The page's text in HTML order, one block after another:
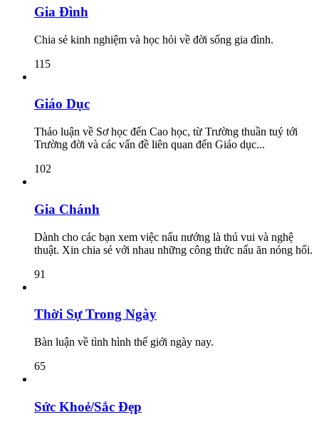
Gia Đình
Chia sẻ kinh nghiệm và học hỏi về đời sống gia đình.
115
Giáo Dục
Thảo luận về Sơ học đến Cao học, từ Trường thuần tuý tới
Trường đời và các vấn đề liên quan đến Giáo dục...
102
Gia Chánh
Dành cho các bạn xem việc nấu nướng là thú vui và nghệ
thuật. Xin chia sẻ với nhau những công thức nấu ăn nóng hổi.
91
Thời Sự Trong Ngày
Bàn luận về tình hình thế giới ngày nay.
65
Sức Khoẻ/Sắc Đẹp